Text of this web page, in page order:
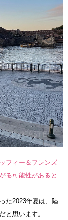
フィー＆フレンズ
る可能性があると
た2023年夏は、陸
と思います。